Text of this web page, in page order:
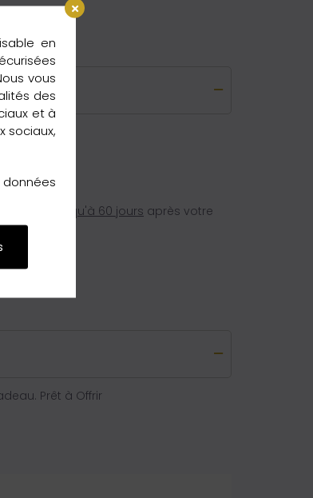
jusqu'à 60 jours après votre
Prêt à Offrir
en
vous
des
et à
sociaux,